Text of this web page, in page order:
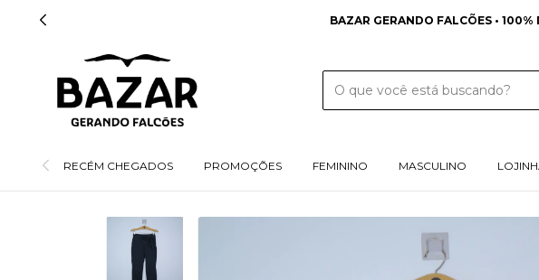
BAZAR GERANDO FALCÕES •
RECÉM CHEGADOS PROMOÇÕES FEMININO MASCULINO